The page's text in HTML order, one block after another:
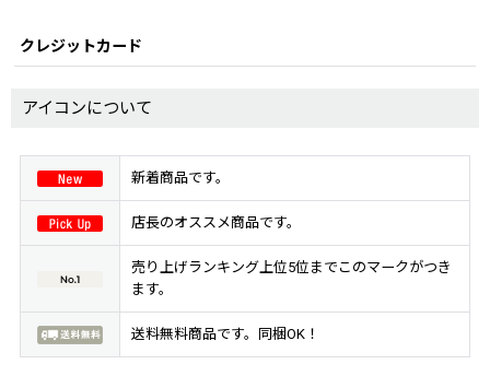
クレジットカード
アイコンについて
新着商品です。
店長のオススメ商品です。
売り上げランキング上位5位までこのマークがつき
ます。
送料無料商品です。同梱OK！